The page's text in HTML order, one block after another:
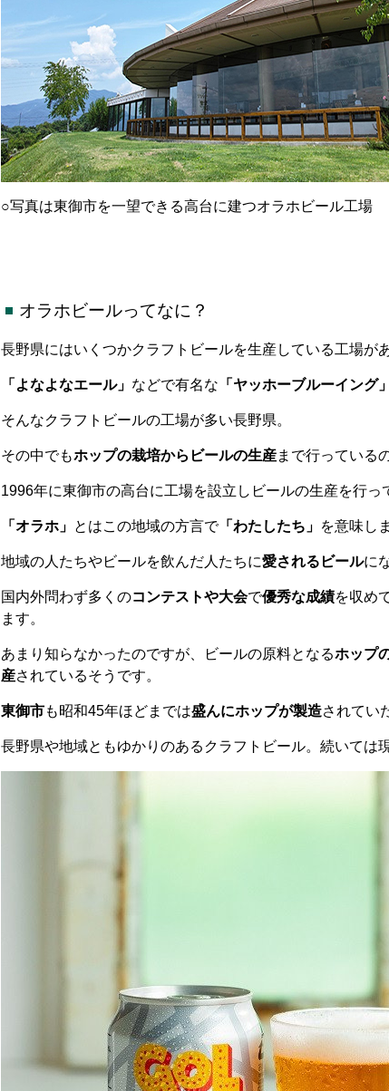
○写真は東御市を一望できる高台に建つオラホビール工場
オラホビールってなに？
長野県にはいくつかクラフトビールを生産している工場が
「よなよなエール」 などで有名な 「ヤッホーブルーイング」
そんなクラフトビールの工場が多い長野県。
その中でもホップの栽培からビールの生産まで行っている
1996年に東御市の高台に工場を設立しビールの生産を行っ
「オラホ」 とはこの地域の方言で「わたしたち」 を意味し
地域の人たちやビールを飲んだ人たちに愛されるビールに
国内外問わず多くのコンテストや大会で優秀な成績を収め
ます。
あまり知らなかったのですが、ビールの原料となるホップ
産されているそうです。
東御市も昭和45年ほどまでは盛んにホップが製造されてい
長野県や地域ともゆかりのあるクラフトビール。続いては